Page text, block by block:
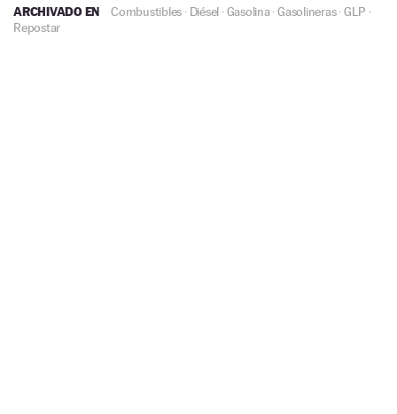
ARCHIVADO EN Combustibles · Diésel ·Gasolina·Gasolineras·GLP ·
Repostar